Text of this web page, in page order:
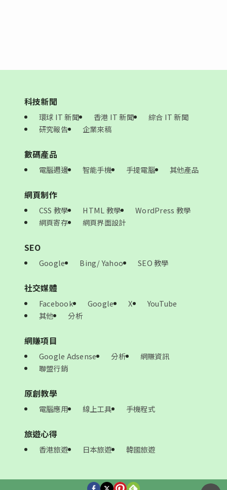
科技新聞
環球 IT 新聞 香港 IT 新聞
綜合 IT 新聞
研究報告
企業來稿
數碼產品
電腦週邊 智能手機 手提電腦 其他產品
網頁制作
CSS 教學 HTML 教學
WordPress 教學
網頁寄存
網頁界面設計
SEO
Google Bing/ Yahoo SEO 教學
社交媒體
Facebook Google X
YouTube
其他
分析
網賺項目
Google Adsense 分析
網賺資訊
聯盟行銷
原創教學
電腦應用 線上工具 手機程式
旅遊心得
香港旅遊 日本旅遊 韓國旅遊